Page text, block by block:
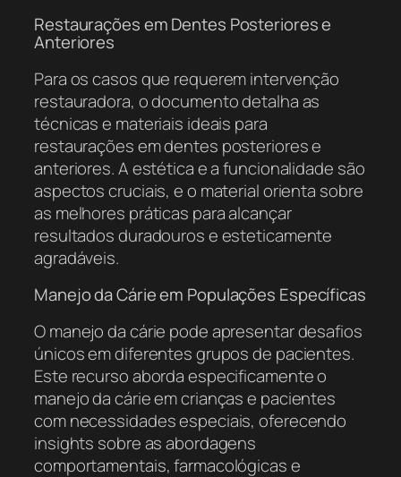
Restaurações em Dentes Posteriores e
Anteriores
Para os casos que requerem intervenção
restauradora, o documento detalha as
técnicas e materiais ideais para
restaurações em dentes posteriores e
anteriores. A estética e a funcionalidade são
aspectos cruciais, e o material orienta sobre
as melhores práticas para alcançar
resultados duradouros e esteticamente
agradáveis.
Manejo da Cárie em Populações Específicas
O manejo da cárie pode apresentar desafios
únicos em diferentes grupos de pacientes.
Este recurso aborda especificamente o
manejo da cárie em crianças e pacientes
com necessidades especiais, oferecendo
insights sobre as abordagens
comportamentais, farmacológicas e